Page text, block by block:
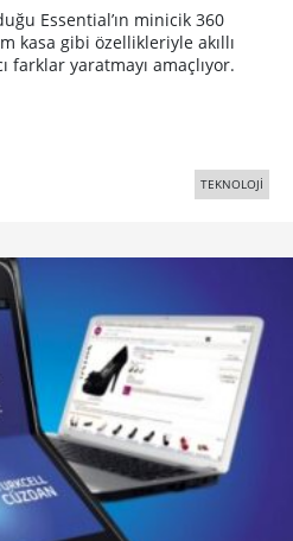
Essential’ın minicik 360
kasa gibi özellikleriyle akıllı
farklar yaratmayı amaçlıyor.
TEKNOLOJİ